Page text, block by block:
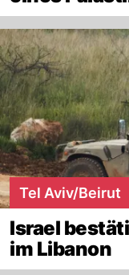
Tel Aviv/Beirut
Israel
im Libanon